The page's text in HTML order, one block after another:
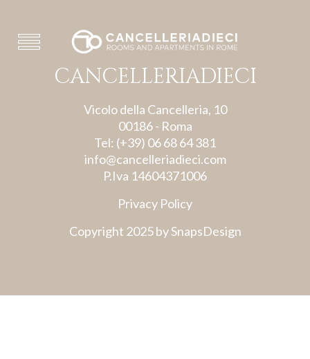
CANCELLERIADIECI
Vicolo della Cancelleria, 10
00186 - Roma
Tel: (+39) 06 68 64 381
info@cancelleriadieci.com
P.Iva 14604371006
Privacy Policy
Copyright 2025 bySnapsDesign